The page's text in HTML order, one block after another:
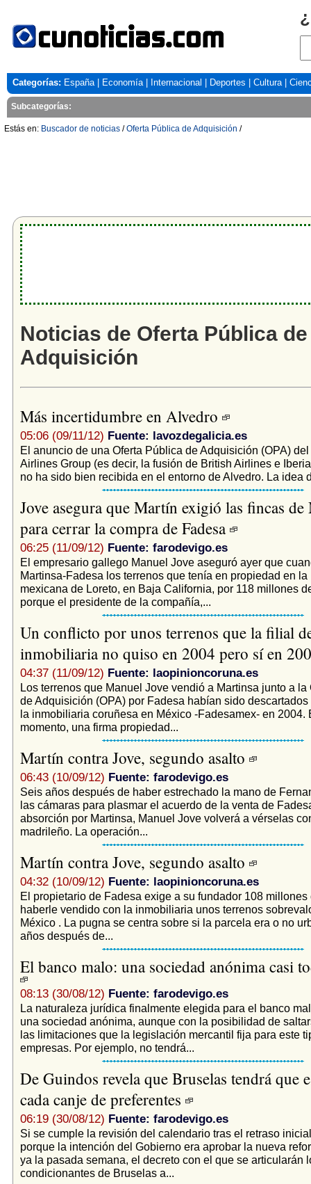
Categorías: España| Economía| Internacional Deportes Cultura|
Subcategorías:
Estás en: Buscador de noticias /Oferta Pública de Adquisición /
Noticias de Oferta Pública de
Adquisición
Más incertidumbre en Alvedro
05:06 (09/11/12) Fuente: lavozdegalicia.es
El anuncio de una Oferta Pública de Adquisición (OPA)
Airlines Group (es decir, la fusión de British Airlines e
no ha sido bien recibida en el entorno de Alvedro. La idea
Jove asegura que Martín exigió las fincas
para cerrar la compra de Fadesa
06:25 (11/09/12) Fuente: farodevigo.es
El empresario gallego Manuel Jove aseguró ayer que
Martinsa-Fadesa los terrenos que tenía en propiedad en
mexicana de Loreto, en Baja California, por 118 millones
porque el presidente de la compañía,...
Un conflicto por unos terrenos que la filial
inmobiliaria no quiso en 2004 pero sí en
04:37 (11/09/12) Fuente: laopinioncoruna.es
Los terrenos que Manuel Jove vendió a Martinsa junto a la
de Adquisición (OPA) por Fadesa habían sido
la inmobiliaria coruñesa en México -Fadesamex- en 2004.
momento, una firma propiedad...
Martín contra Jove, segundo asalto
06:43 (10/09/12) Fuente: farodevigo.es
Seis años después de haber estrechado la mano de
las cámaras para plasmar el acuerdo de la venta de
absorción por Martinsa, Manuel Jove volverá a vérselas
madrileño. La operación...
Martín contra Jove, segundo asalto
04:32 (10/09/12) Fuente: laopinioncoruna.es
El propietario de Fadesa exige a su fundador 108 millones
haberle vendido con la inmobiliaria unos terrenos
México . La pugna se centra sobre si la parcela era o no
años después de...
El banco malo: una sociedad anónima casi
08:13 (30/08/12) Fuente: farodevigo.es
La naturaleza jurídica finalmente elegida para el banco
una sociedad anónima, aunque con la posibilidad de
las limitaciones que la legislación mercantil fija para este
empresas. Por ejemplo, no tendrá...
De Guindos revela que Bruselas tendrá que
cada canje de preferentes
06:19 (30/08/12) Fuente: farodevigo.es
Si se cumple la revisión del calendario tras el retraso
porque la intención del Gobierno era aprobar la nueva
ya la pasada semana, el decreto con el que se articularán
condicionantes de Bruselas a...